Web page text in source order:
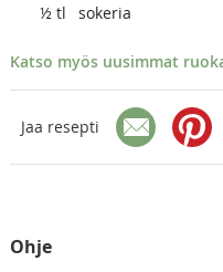
½ tl sokeria
Katso myös uusimmat
Jaa resepti
Ohje